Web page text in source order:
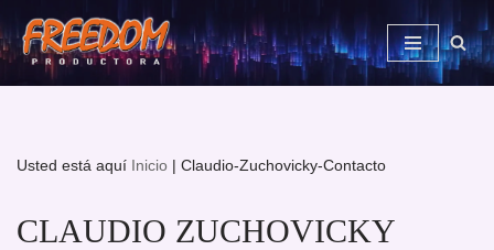
Saltar
al
Usted está aquí Inicio | Claudio-Zuchovicky-Contacto
CLAUDIO ZUCHOVICKY